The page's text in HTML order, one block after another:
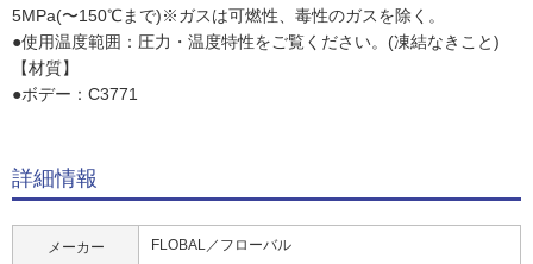
5MPa(〜150℃まで)※ガスは可燃性、毒性のガスを除く。
●使用温度範囲：圧力・温度特性をご覧ください。(凍結なきこと)
【材質】
●ボデー：C3771
詳細情報
メーカー FLOBAL／フローバル